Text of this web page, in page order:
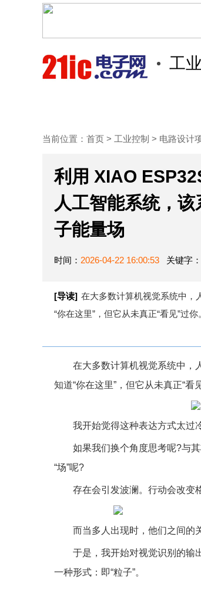
工
当前位置： 首页 > 工业控制 > 电路设计
利用 XIAO
人工智能系统，
子能量场
时间： 2026-04-22 16:00:53 关键字：
[导读] 在大多数计算机视觉系统中
“你在这里”，但它从未真正“看见”过你
在大多数计算机视觉系统中
知道“你在这里”，但它从未真正“看
我开始觉得这种表达方式太过
如果我们换个角度思考呢?与
“场”呢?
存在会引发波澜。行动会改变
而当多人出现时，他们之间的
于是，我开始对视觉识别的
一种形式：即“粒子”。